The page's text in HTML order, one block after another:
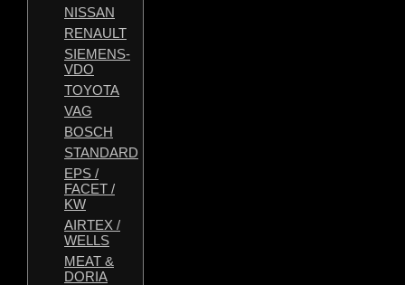
NISSAN
RENAULT
SIEMENS-
VDO
TOYOTA
VAG
BOSCH
STANDARD
EPS /
FACET /
KW
AIRTEX /
WELLS
MEAT &
DORIA